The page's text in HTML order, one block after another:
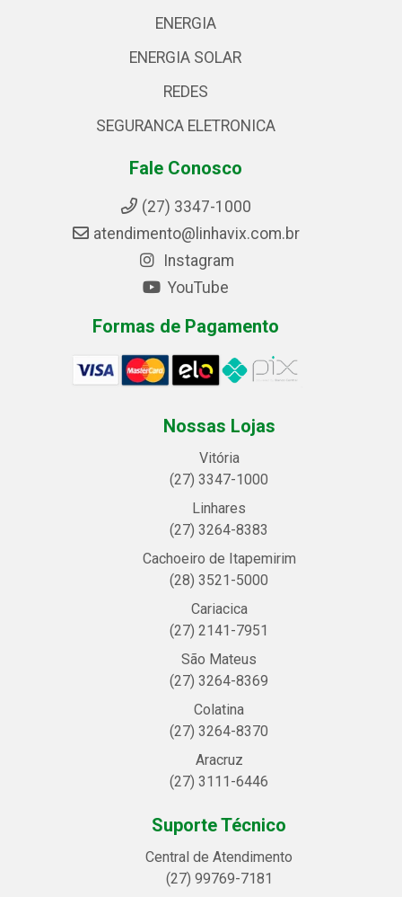
ENERGIA
ENERGIA SOLAR
REDES
SEGURANCA ELETRONICA
Fale Conosco
(27) 3347-1000
atendimento@linhavix.com.br
Instagram
YouTube
Formas de Pagamento
Nossas Lojas
Vitória
(27) 3347-1000
Linhares
(27) 3264-8383
Cachoeiro de Itapemirim
(28) 3521-5000
Cariacica
(27) 2141-7951
São Mateus
(27) 3264-8369
Colatina
(27) 3264-8370
Aracruz
(27) 3111-6446
Suporte Técnico
Central de Atendimento
(27) 99769-7181